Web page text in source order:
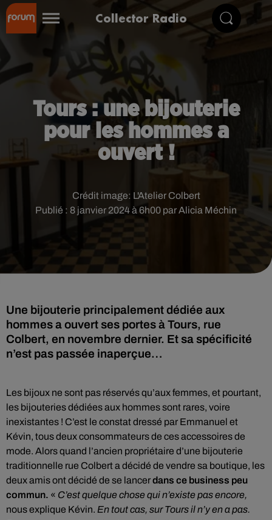
Collector Radio
Tours : une bijouterie
pour les hommes a
ouvert !
Publié : 8 janvier 2024 à 6h00 par Alicia Méchin
Crédit image: L'Atelier Colbert
Une bijouterie principalement dédiée aux
hommes a ouvert ses portes à Tours, rue
Colbert, en novembre dernier. Et sa spécificité
n’est pas passée inaperçue…
Les bijoux ne sont pas réservés qu’aux femmes, et pourtant,
les bijouteries dédiées aux hommes sont rares, voire
inexistantes ! C’est le constat dressé par Emmanuel et
Kévin, tous deux consommateurs de ces accessoires de
mode. Alors quand l’ancien propriétaire d’une bijouterie
traditionnelle rue Colbert a décidé de vendre sa boutique, les
deux amis ont décidé de se lancerdans ce business peu
commun. « C’est quelque chose qui n’existe pas encore,
nous explique Kévin. En tout cas, sur Tours il n’y en a pas.